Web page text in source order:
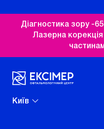
Діагностика зору -
Лазерна
Київ